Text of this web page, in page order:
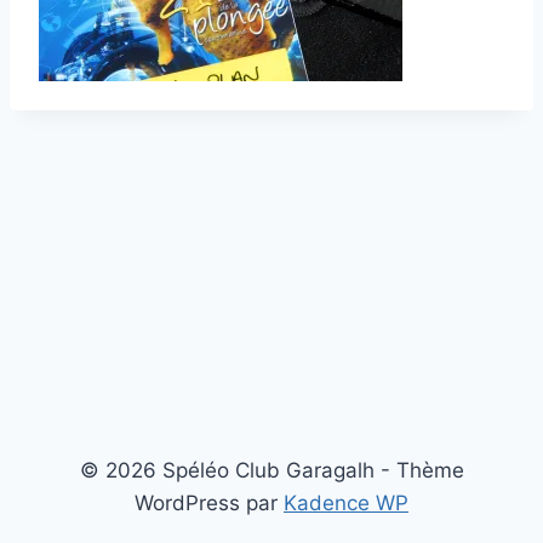
© 2026 Spéléo Club Garagalh - Thème
WordPress par Kadence WP